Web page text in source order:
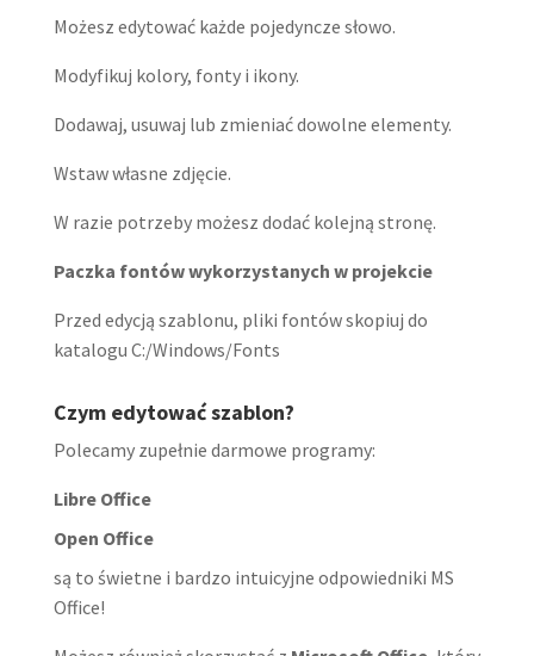
Możesz edytować każde pojedyncze słowo.
Modyfikuj kolory, fonty i ikony.
Dodawaj, usuwaj lub zmieniać dowolne elementy.
Wstaw własne zdjęcie.
W razie potrzeby możesz dodać kolejną stronę.
Paczka fontów wykorzystanych w projekcie
Przed edycją szablonu, pliki fontów skopiuj do
katalogu C:/Windows/Fonts
Czym edytować szablon?
Polecamy zupełnie darmowe programy:
Libre Office
Open Office
są to świetne i bardzo intuicyjne odpowiedniki MS
Office!